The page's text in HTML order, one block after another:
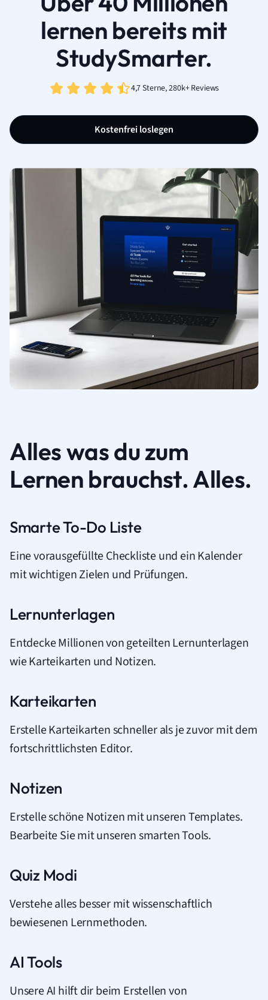
lernen bereits mit
StudySmarter.
4,7 Sterne, 280k+ Reviews
Kostenfrei loslegen
Alles was du zum
Lernen brauchst. Alles.
Smarte To-Do Liste
Eine vorausgefüllte Checkliste und ein Kalender
mit wichtigen Zielen und Prüfungen.
Lernunterlagen
Entdecke Millionen von geteilten Lernunterlagen
wie Karteikarten und Notizen.
Karteikarten
Erstelle Karteikarten schneller als je zuvor mit dem
fortschrittlichsten Editor.
Notizen
Erstelle schöne Notizen mit unseren Templates.
Bearbeite Sie mit unseren smarten Tools.
Quiz Modi
Verstehe alles besser mit wissenschaftlich
bewiesenen Lernmethoden.
AI Tools
Unsere AI hilft dir beim Erstellen von